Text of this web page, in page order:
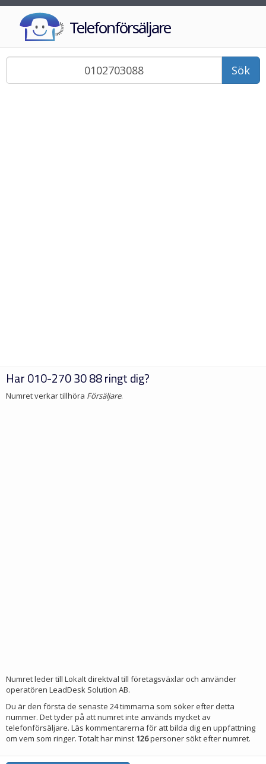
Telefonförsäljare
Sök
Har010-270 30 88ringt dig?
Numret verkar tillhöra Försäljare.
Numret leder till Lokalt direktval till företagsväxlar och använder
operatören LeadDesk Solution AB.
Du är den första de senaste 24 timmarna som söker efter detta
nummer. Det tyder på att numret inte används mycket av
telefonförsäljare. Läs kommentarerna för att bilda dig en uppfattning
om vem som ringer. Totalt har minst 126personer sökt efter numret.